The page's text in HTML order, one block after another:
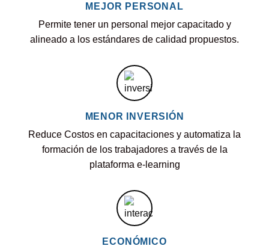
MEJOR PERSONAL
Permite tener un personal mejor capacitado y
alineado a los estándares de calidad propuestos.
MENOR INVERSIÓN
Reduce Costos en capacitaciones y automatiza la
formación de los trabajadores a través de la
plataforma e-learning
ECONÓMICO